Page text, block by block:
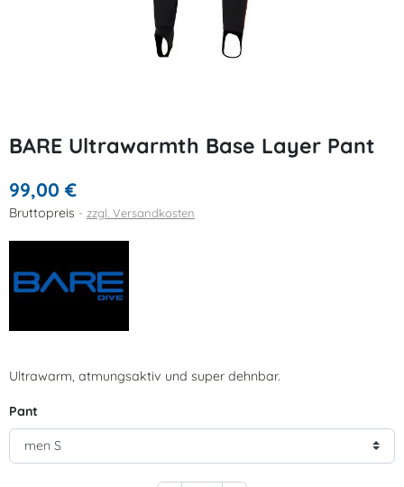
BARE Ultrawarmth Base Layer Pant
99,00 €
Bruttopreis zzgl. Versandkosten
Ultrawarm, atmungsaktiv und super dehnbar.
Pant